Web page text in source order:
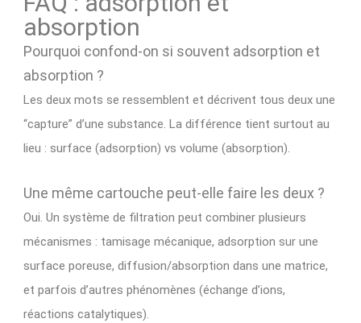
absorption
Pourquoi confond-on si souvent adsorption et
absorption ?
Les deux mots se ressemblent et décrivent tous deux une
“capture” d’une substance. La différence tient surtout au
lieu : surface (adsorption) vs volume (absorption).
Une même cartouche peut-elle faire les deux ?
Oui. Un système de filtration peut combiner plusieurs
mécanismes : tamisage mécanique, adsorption sur une
surface poreuse, diffusion/absorption dans une matrice,
et parfois d’autres phénomènes (échange d’ions,
réactions catalytiques).